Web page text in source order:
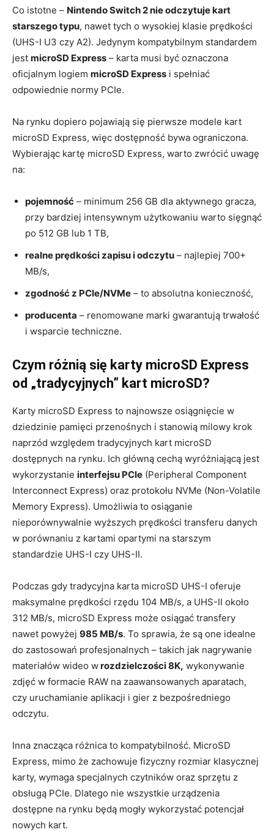
Co istotne – Nintendo Switch 2 nie odczytuje kart
starszego typu, nawet tych o wysokiej klasie prędkości
(UHS-I U3 czy A2). Jedynym kompatybilnym standardem
jest microSD Express – karta musi być oznaczona
oficjalnym logiem microSD Express i spełniać
odpowiednie normy PCIe.
Na rynku dopiero pojawiają się pierwsze modele kart
microSD Express, więc dostępność bywa ograniczona.
Wybierając kartę microSD Express, warto zwrócić uwagę
na:
pojemność – minimum 256 GB dla aktywnego gracza,
przy bardziej intensywnym użytkowaniu warto sięgnąć
po 512 GB lub 1 TB,
realne prędkości zapisu i odczytu – najlepiej 700+
MB/s,
zgodność z PCIe/NVMe – to absolutna konieczność,
producenta – renomowane marki gwarantują trwałość
i wsparcie techniczne.
Czym różnią się karty microSD Express
od „tradycyjnych” kart microSD?
Karty microSD Express to najnowsze osiągnięcie w
dziedzinie pamięci przenośnych i stanowią milowy krok
naprzód względem tradycyjnych kart microSD
dostępnych na rynku. Ich główną cechą wyróżniającą jest
wykorzystanie interfejsu PCIe (Peripheral Component
Interconnect Express) oraz protokołu NVMe (Non-Volatile
Memory Express). Umożliwia to osiąganie
nieporównywalnie wyższych prędkości transferu danych
w porównaniu z kartami opartymi na starszym
standardzie UHS-I czy UHS-II.
Podczas gdy tradycyjna karta microSD UHS-I oferuje
maksymalne prędkości rzędu 104 MB/s, a UHS-II około
312 MB/s, microSD Express może osiągać transfery
nawet powyżej 985 MB/s. To sprawia, że są one idealne
do zastosowań profesjonalnych – takich jak nagrywanie
materiałów wideo wrozdzielczości 8K, wykonywanie
zdjęć w formacie RAW na zaawansowanych aparatach,
czy uruchamianie aplikacji i gier z bezpośredniego
odczytu.
Inna znacząca różnica to kompatybilność. MicroSD
Express, mimo że zachowuje fizyczny rozmiar klasycznej
karty, wymaga specjalnych czytników oraz sprzętu z
obsługą PCIe. Dlatego nie wszystkie urządzenia
dostępne na rynku będą mogły wykorzystać potencjał
nowych kart.